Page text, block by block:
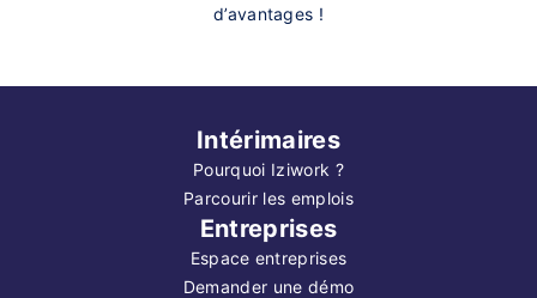
d’avantages !
Intérimaires
Pourquoi Iziwork ?
Parcourir les emplois
Entreprises
Espace entreprises
Demander une démo